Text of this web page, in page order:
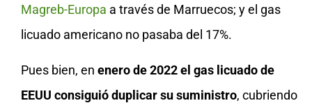
Magreb-Europa a través de Marruecos; y el gas
licuado americano no pasaba del 17%.
Pues bien, en enero de 2022 el gas licuado de
EEUU consiguió duplicar su suministro, cubriendo